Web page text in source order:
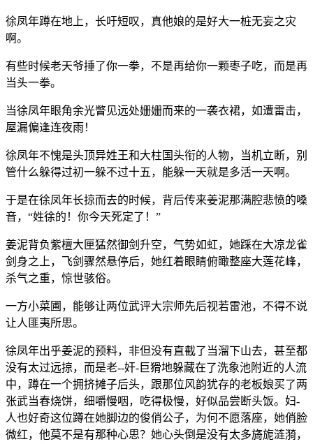
徐凤年蹲在地上，长吁短叹，真他娘的是好大一桩无妄之灾
啊。
有些时候老天爷捶了你一拳，不是再给你一颗枣子吃，而是再
当头一拳。
当徐凤年眼角余光瞥见远处姗姗而来的一袭衣裙，如遭雷击，
屋漏偏逢连夜雨！
徐凤年不愧是头顶异姓王和大柱国头衔的人物，当机立断，别
管什么躲得过初一躲不过十五，能躲一天就是多活一天啊。
于是在徐凤年长掠而去的时候，背后传来姜泥那满腔悲愤的嗓
音，“姓徐的！你今天死定了！”
姜泥背负紫檀大匣猛然御剑升空，气势如虹，她踩在大凉龙雀
剑身之上，飞剑骤然悬停后，她红着眼睛俯瞰整座大莲花峰，
杀气之重，惊世骇俗。
一方小菜圃，能够让两位武评大宗师先后视若雷池，不得不说
让人匪夷所思。
徐凤年出乎姜泥的预料，非但没有直截了当溜下山去，甚至都
没有太过远掠，而是老--奸-巨猾地躲藏在了洗象池附近的人流
中，蹲在一个拥挤摊子后头，跟那位风韵犹存的老板娘买了两
张武当春烧饼，细嚼慢咽，吃得极慢，好似品尝断头饭。妇-
人也好奇这位蹲在她脚边的俊俏公子，为何不愿落座，她俏脸
微红，他莫不是有那种心思？她心头倒是没有太多旖旎涟漪，